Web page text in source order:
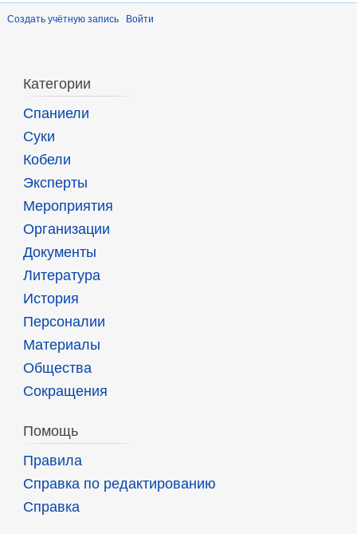
Создать учётную запись Войти
Категории
Спаниели
Суки
Кобели
Эксперты
Мероприятия
Организации
Документы
Литература
История
Персоналии
Материалы
Общества
Сокращения
Помощь
Правила
Справка по редактированию
Справка